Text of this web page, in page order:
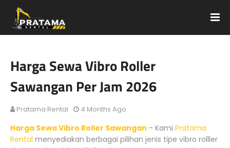
Harga Sewa Vibro Roller
Sawangan Per Jam 2026
Pratama Rental 4 Months Ago
Harga Sewa Vibro Roller Sawangan - Kami Pratama
Rental menyediakan berbagai pilihan jenis tipe vibro rolller